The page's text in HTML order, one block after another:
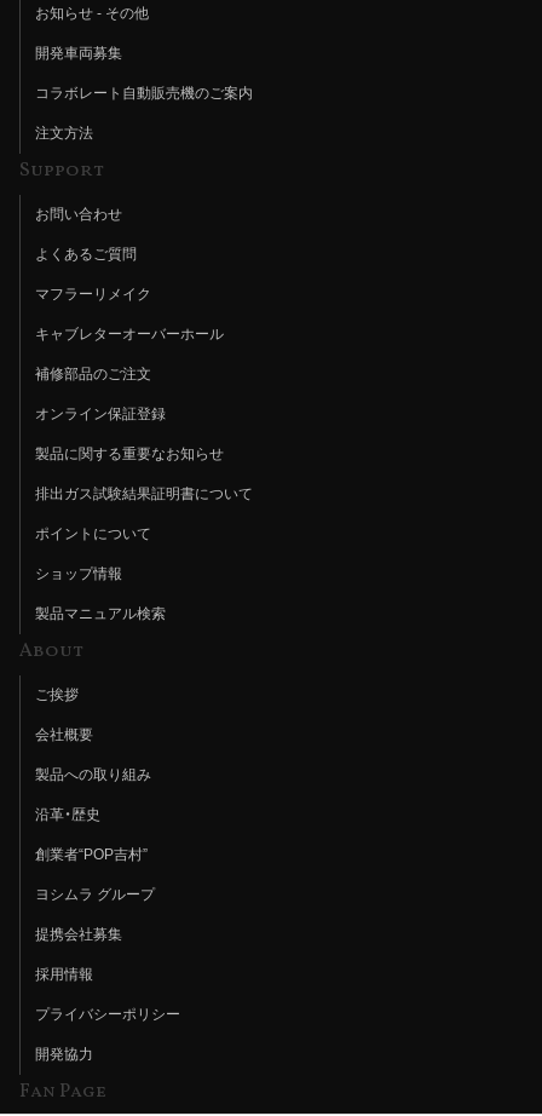
お知らせ - その他
開発車両募集
コラボレート自動販売機のご案内
注文方法
Support
お問い合わせ
よくあるご質問
マフラーリメイク
キャブレターオーバーホール
補修部品のご注文
オンライン保証登録
製品に関する重要なお知らせ
排出ガス試験結果証明書について
ポイントについて
ショップ情報
製品マニュアル検索
About
ご挨拶
会社概要
製品への取り組み
沿革・歴史
創業者“POP吉村”
ヨシムラ グループ
提携会社募集
採用情報
プライバシーポリシー
開発協力
Fan Page